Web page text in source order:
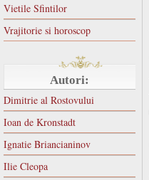
Vietile Sfintilor
Vrajitorie si horoscop
Autori:
Dimitrie al Rostovului
Ioan de Kronstadt
Ignatie Briancianinov
Ilie Cleopa